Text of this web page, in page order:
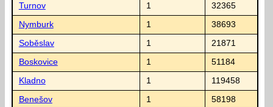
Turnov 1 32365
Nymburk 1 38693
Soběslav 1 21871
Boskovice 1 51184
Kladno 1 119458
Benešov 1 58198